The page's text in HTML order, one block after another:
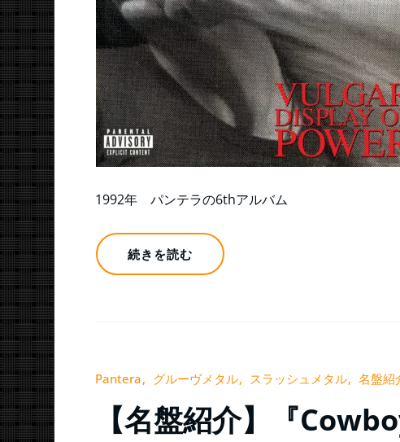
1992年 パンテラの6thアルバム
続きを読む
Pantera グルーヴメタル スラッシュメタル 名盤紹
【名盤紹介】『